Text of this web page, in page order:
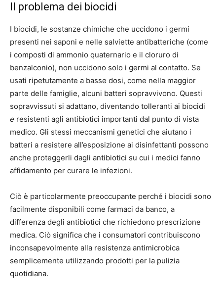
Il problema dei biocidi
I biocidi, le sostanze chimiche che uccidono i germi
presenti nei saponi e nelle salviette antibatteriche (come
i composti di ammonio quaternario e il cloruro di
benzalconio), non uccidono solo i germi al contatto. Se
usati ripetutamente a basse dosi, come nella maggior
parte delle famiglie, alcuni batteri sopravvivono. Questi
sopravvissuti si adattano, diventando tolleranti ai biocidi
e resistenti agli antibiotici importanti dal punto di vista
medico. Gli stessi meccanismi genetici che aiutano i
batteri a resistere all’esposizione ai disinfettanti possono
anche proteggerli dagli antibiotici su cui i medici fanno
affidamento per curare le infezioni.
Ciò è particolarmente preoccupante perché i biocidi sono
facilmente disponibili come farmaci da banco, a
differenza degli antibiotici che richiedono prescrizione
medica. Ciò significa che i consumatori contribuiscono
inconsapevolmente alla resistenza antimicrobica
semplicemente utilizzando prodotti per la pulizia
quotidiana.